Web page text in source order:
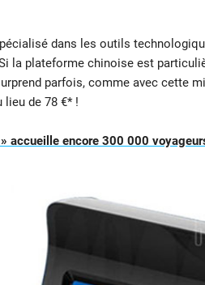
dans les outils
la plateforme chinoise est
parfois, comme avec cette
lieu de 78 €* !
accueille encore 300 000